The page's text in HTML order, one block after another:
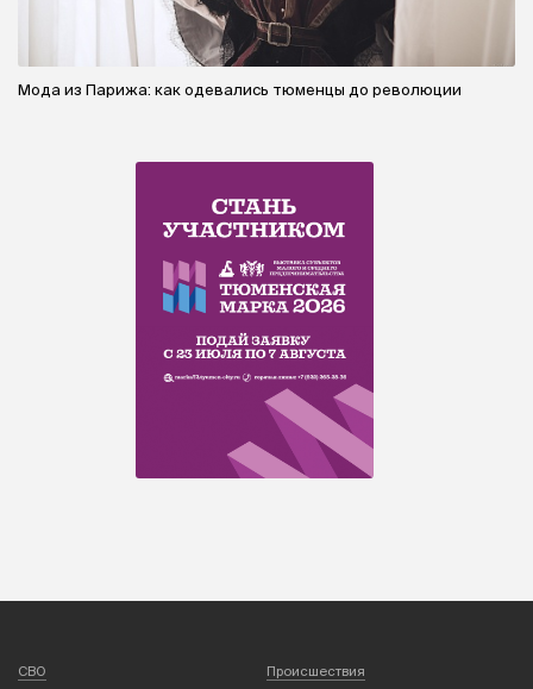
Мода из Парижа: как одевались тюменцы до революции
СВО
Происшествия